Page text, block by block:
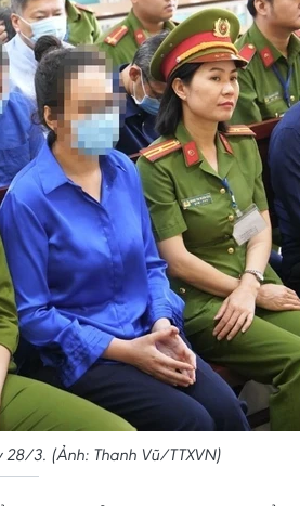
3. (Ảnh: Thanh Vũ/TTXVN)